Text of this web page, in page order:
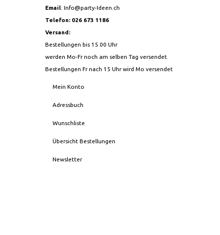
Email:Info@party-Ideen.ch
Telefon: 026 673 1186
Versand:
Bestellungen bis 15.00 Uhr
werden Mo-Fr noch am selben Tag versendet.
Bestellungen Fr nach 15 Uhr wird Mo versendet
Mein Konto
Adressbuch
Wunschliste
Übersicht Bestellungen
Newsletter